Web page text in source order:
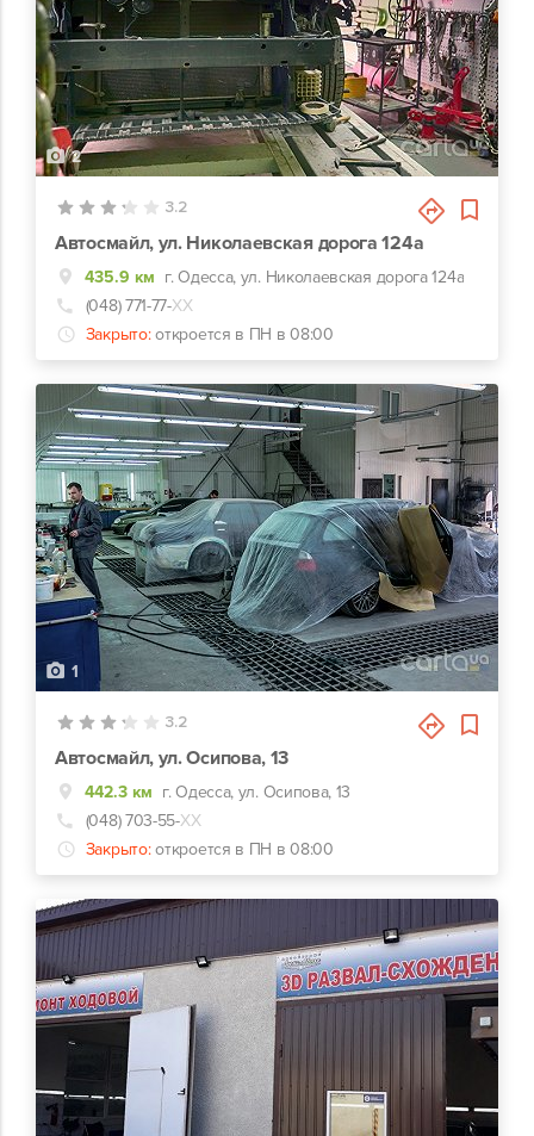
2
3.2
Автосмайл, ул. Николаевская дорога 124а
435.9 км г. Одесса, ул. Николаевская дорога 124а
(048) 771-77-ХХ
Закрыто: откроется в ПН в 08:00
1
3.2
Автосмайл, ул. Осипова, 13
442.3 км г. Одесса, ул. Осипова, 13
(048) 703-55-ХХ
Закрыто: откроется в ПН в 08:00